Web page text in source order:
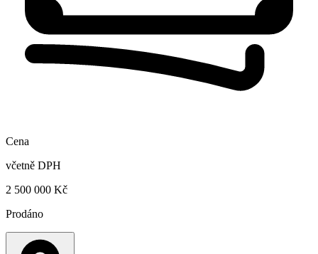
Cena
včetně DPH
2 500 000 Kč
Prodáno